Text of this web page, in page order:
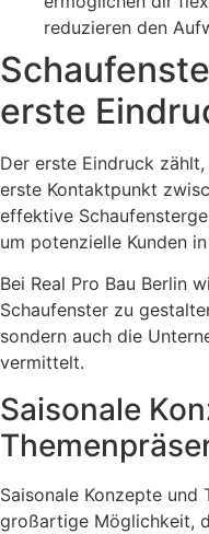
reduzieren den
erste
Der erste Eindruck
erste Kontaktpunkt
effektive
um potenzielle Kunden
Bei Real Pro Bau Berlin
Schaufenster zu
sondern auch die
vermittelt.
Saisonale
Saisonale Konzepte und
großartige Möglichkeit,